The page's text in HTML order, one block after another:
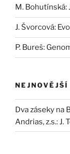
M.
J. Švorcová:
P. Bureš:
Dva záseky na
Andrias, z.s.:J.